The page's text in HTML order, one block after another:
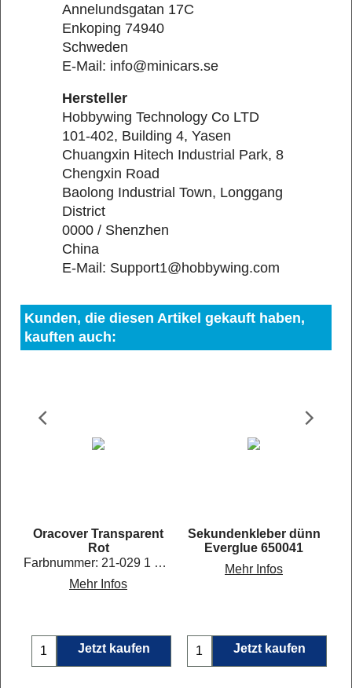
Annelundsgatan 17C
Enkoping 74940
Schweden
E-Mail: info@minicars.se
Hersteller
Hobbywing Technology Co LTD
101-402, Building 4, Yasen
Chuangxin Hitech Industrial Park, 8
Chengxin Road
Baolong Industrial Town, Longgang
District
0000 / Shenzhen
China
E-Mail: Support1@hobbywing.com
Kunden, die diesen Artikel gekauft haben,
kauften auch:
Oracover Transparent
Rot
Farbnummer: 21-029 1 Meter Länge: Abgabe in ganzen Metern, bis max. 10 m am Stück.
Mehr Infos
Jetzt kaufen
Sekundenkleber dünn
Everglue 650041
Mehr Infos
Jetzt kaufen